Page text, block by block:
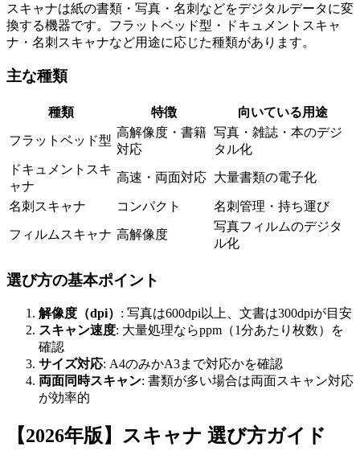
スキャナは紙の書類・写真・名刺などをデジタルデータに変
換する機器です。フラットベッド型・ドキュメントスキャ
ナ・名刺スキャナなど用途に応じた種類があります。
主な種類
種類 特徴 向いている用途
フラットベッド型
高解像度・書籍
対応
写真・雑誌・本のデジ
タル化
ドキュメントスキ
ャナ
高速・両面対応 大量書類の電子化
名刺スキャナ コンパクト 名刺管理・持ち運び
フィルムスキャナ 高解像度
写真フィルムのデジタ
ル化
選び方の基本ポイント
解像度（dpi） : 写真は600dpi以上、文書は300dpiが目安
スキャン速度: 大量処理ならppm（1分あたり枚数）を
確認
サイズ対応: A4のみかA3まで対応かを確認
両面同時スキャン: 書類が多い場合は両面スキャン対応
が効率的
【2026年版】スキャナ 選び方ガイド